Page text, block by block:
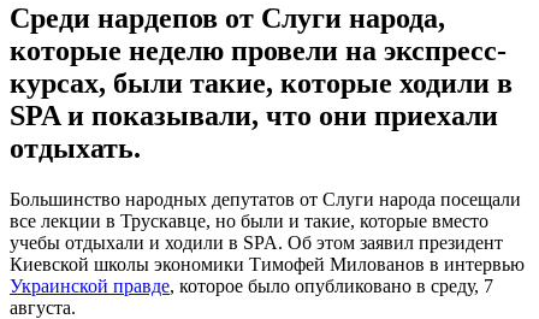
Среди нардепов от Слуги народа,
которые неделю провели на экспресс-
курсах, были такие, которые ходили в
SPA и показывали, что они приехали
отдыхать.
Большинство народных депутатов от Слуги народа посещали
все лекции в Трускавце, но были и такие, которые вместо
учебы отдыхали и ходили в SPA. Об этом заявил президент
Киевской школы экономики Тимофей Милованов в интервью
Украинской правде, которое было опубликовано в среду, 7
августа.